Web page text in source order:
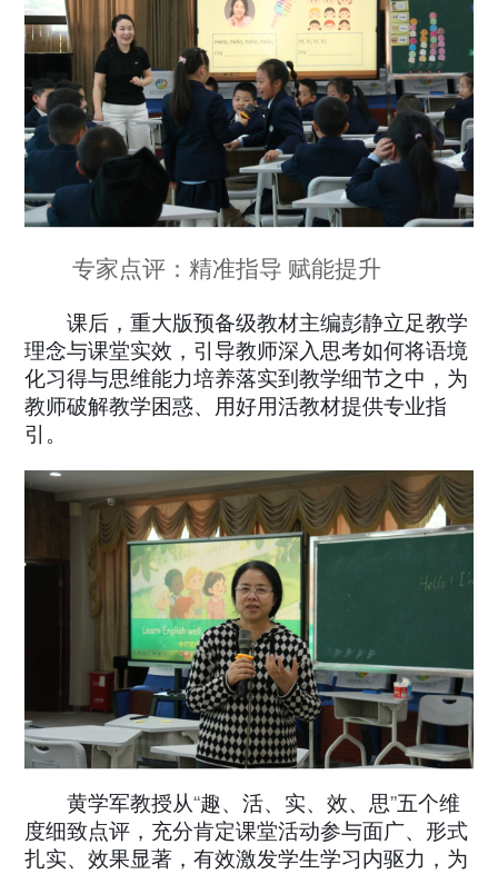
专家点评：精准指导 赋能提升
课后，重大版预备级教材主编彭静立足教学
理念与课堂实效，引导教师深入思考如何将语境
化习得与思维能力培养落实到教学细节之中，为
教师破解教学困惑、用好用活教材提供专业指
引。
黄学军教授从“趣、活、实、效、思”五个维
度细致点评，充分肯定课堂活动参与面广、形式
扎实、效果显著，有效激发学生学习内驱力，为